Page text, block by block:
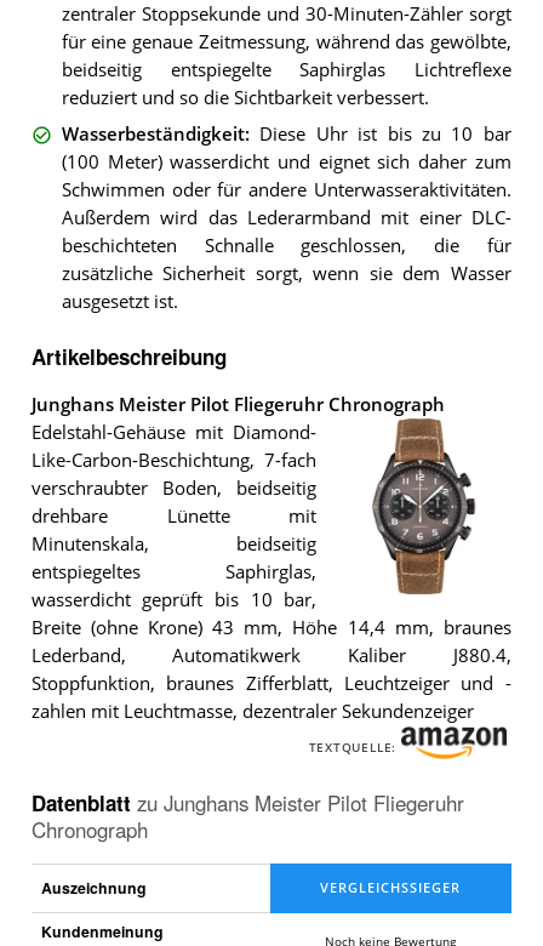
zentraler Stoppsekunde und 30-Minuten-Zähler sorgt
für eine genaue Zeitmessung, während das gewölbte,
beidseitig entspiegelte Saphirglas Lichtreflexe
reduziert und so die Sichtbarkeit verbessert.
Wasserbeständigkeit: Diese Uhr ist bis zu 10 bar
(100 Meter) wasserdicht und eignet sich daher zum
Schwimmen oder für andere Unterwasseraktivitäten.
Außerdem wird das Lederarmband mit einer DLC-
beschichteten Schnalle geschlossen, die für
zusätzliche Sicherheit sorgt, wenn sie dem Wasser
ausgesetzt ist.
Artikelbeschreibung
Junghans Meister Pilot Fliegeruhr Chronograph
Junghans
Meister
Fliegeruhr
Chronograph
Edelstahl-Gehäuse mit Diamond-
Like-Carbon-Beschichtung, 7-fach
verschraubter Boden, beidseitig
drehbare Lünette mit
Minutenskala, beidseitig
entspiegeltes Saphirglas,
wasserdicht geprüft bis 10 bar,
Breite (ohne Krone) 43 mm, Höhe 14,4 mm, braunes
Lederband, Automatikwerk Kaliber J880.4,
Stoppfunktion, braunes Zifferblatt, Leuchtzeiger und -
zahlen mit Leuchtmasse, dezentraler Sekundenzeiger
TEXTQUELLE:
Datenblatt zu Junghans Meister Pilot Fliegeruhr
Chronograph
Auszeichnung
Kundenmeinung
Noch keine Bewertung